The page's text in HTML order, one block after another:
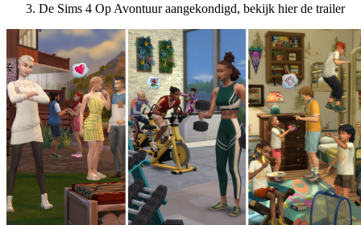
De Sims 4 Op Avontuur aangekondigd, bekijk hier de trailer